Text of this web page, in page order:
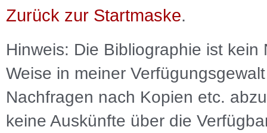
Zurück zur Startmaske.
Hinweis: Die Bibliographie ist kein
Weise in meiner
Nachfragen nach Kopien etc.
keine Auskünfte über die